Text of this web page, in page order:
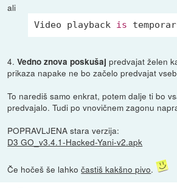
ali
Video playback is
4.Vedno znova poskušaj predvajat želen
prikaza napake ne bo začelo predvajat
To narediš samo enkrat, potem dalje ti bo
predvajalo. Tudi po vnovičnem zagonu
POPRAVLJENA stara verzija:
D3 GO_v3.4.1-Hacked-Yani-v2.apk
Če hočeš še lahkočastiš kakšno pivo.